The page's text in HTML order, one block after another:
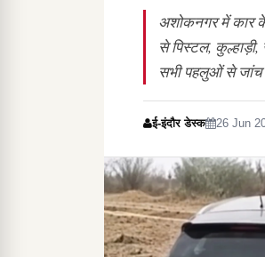
अशोकनगर में कार
से पिस्टल,
सभी पहलुओं से
ई-इंदौर डेस्क 26 Jun